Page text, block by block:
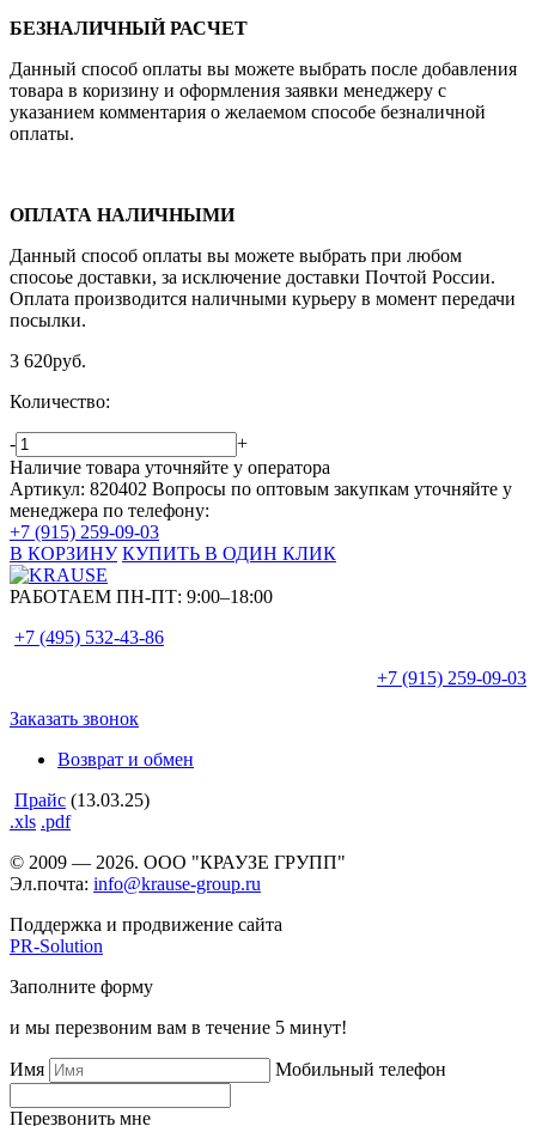
БЕЗНАЛИЧНЫЙ РАСЧЕТ
Данный способ оплаты вы можете выбрать после добавления
товара в коризину и оформления заявки менеджеру c
указанием комментария о желаемом способе безналичной
оплаты.
ОПЛАТА НАЛИЧНЫМИ
Данный способ оплаты вы можете выбрать при любом
спосоье доставки, за исключение доставки Почтой России.
Оплата производится наличными курьеру в момент передачи
посылки.
3 620руб.
Количество:
-
+
Наличие товара уточняйте у оператора
Артикул: 820402 Вопросы по оптовым закупкам уточняйте у
менеджера по телефону:
+7 (915) 259-09-03
В КОРЗИНУ КУПИТЬ В ОДИН КЛИК
РАБОТАЕМ ПН-ПТ: 9:00–18:00
+7 (495) 532-43-86
+7 (915) 259-09-03
Заказать звонок
Возврат и обмен
Прайс (13.03.25)
.xls .pdf
© 2009 — 2026. ООО "КРАУЗЕ ГРУПП"
Эл.почта: info@krause-group.ru
Поддержка и продвижение сайта
PR-Solution
Заполните форму
и мы перезвоним вам в течение 5 минут!
Имя Мобильный телефон
Перезвонить мне